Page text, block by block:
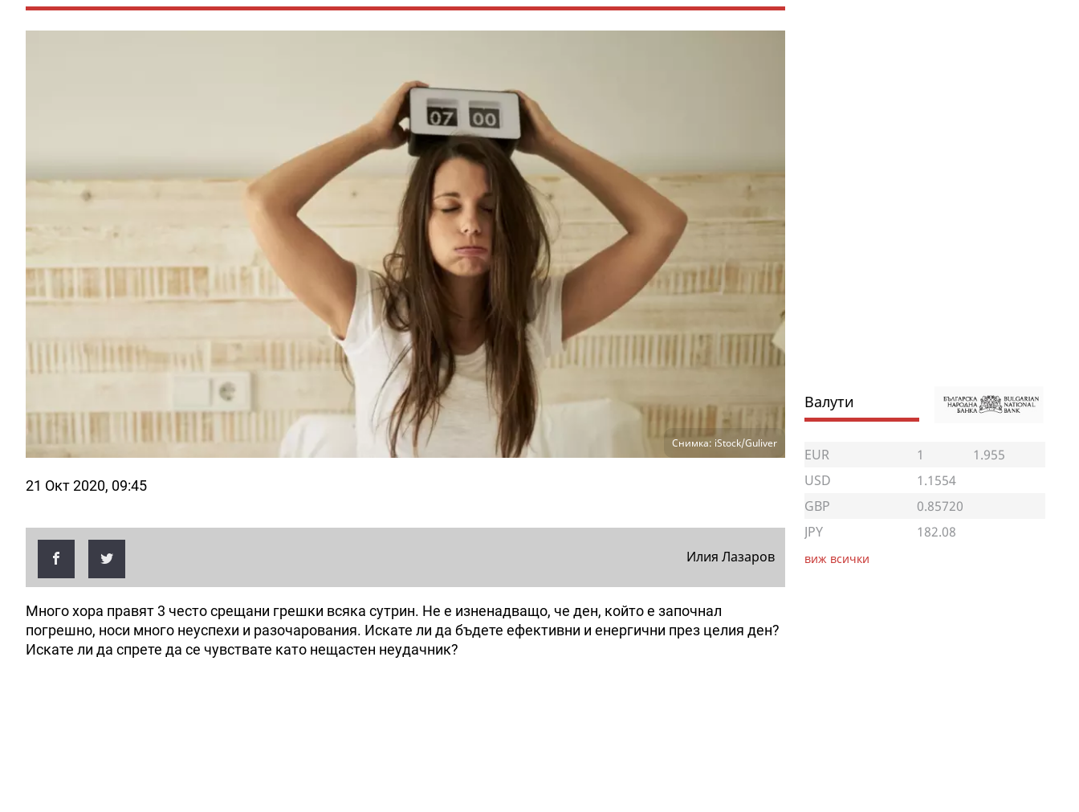
Снимка: iStock/Guliver
21 Окт 2020, 09:45
Илия Лазаров
Много хора правят 3 често срещани грешки всяка сутрин. Не е изненадващо, че ден, който е започнал
погрешно, носи много неуспехи и разочарования. Искате ли да бъдете ефективни и енергични през целия ден?
Искате ли да спрете да се чувствате като нещастен неудачник?
Валути
EUR 1
1.955
USD
1.1554
GBP
0.85720
JPY
182.08
виж всички